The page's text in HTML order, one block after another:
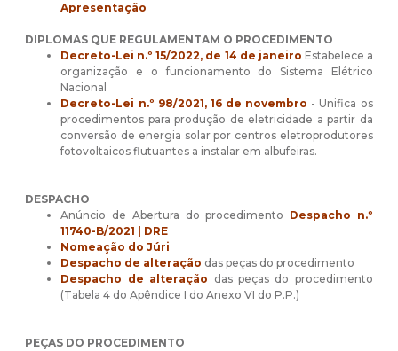
Apresentação
DIPLOMAS QUE REGULAMENTAM O PROCEDIMENTO
Decreto-Lei n.º 15/2022, de 14 de janeiro Estabelece a
organização e o funcionamento do Sistema Elétrico
Nacional
Decreto-Lei n.º 98/2021, 16 de novembro - Unifica os
procedimentos para produção de eletricidade a partir da
conversão de energia solar por centros eletroprodutores
fotovoltaicos flutuantes a instalar em albufeiras.
DESPACHO
Anúncio de Abertura do procedimento Despacho n.º
11740-B/2021 | DRE
Nomeação do Júri
Despacho de alteração das peças do procedimento
Despacho de alteração das peças do procedimento
(Tabela 4 do Apêndice I do Anexo VI do P.P.)
PEÇAS DO PROCEDIMENTO